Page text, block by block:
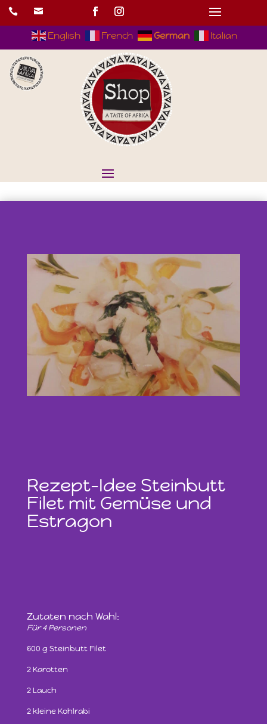
 
English French German Italian
Rezept–Idee Steinbutt
Filet mit Gemüse und
Estragon
Zutaten nach Wahl:
Für 4 Personen
600 g Steinbutt Filet
2 Karotten
2 Lauch
2 kleine Kohlrabi